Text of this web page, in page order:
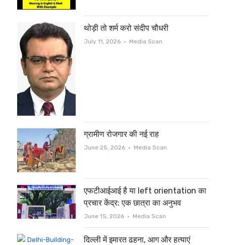
थोड़ी तो शर्म करो संदीप चौधरी
July 11, 2026 Author
Media Scan
ग्रामीण रोजगार की नई राह
June 25, 2026 Author
Media Scan
एफटीआईआई है या left orientation का
प्रचार केंद्र: एक छात्रा का अनुभव
June 15, 2026 Author
Media Scan
दिल्ली में इमारत ढहना, आग और हत्याएं